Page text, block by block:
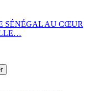
SÉNÉGAL AU CŒUR